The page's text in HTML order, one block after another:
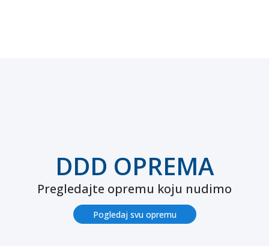
DDD OPREMA
Pregledajte opremu koju nudimo
Pogledaj svu opremu